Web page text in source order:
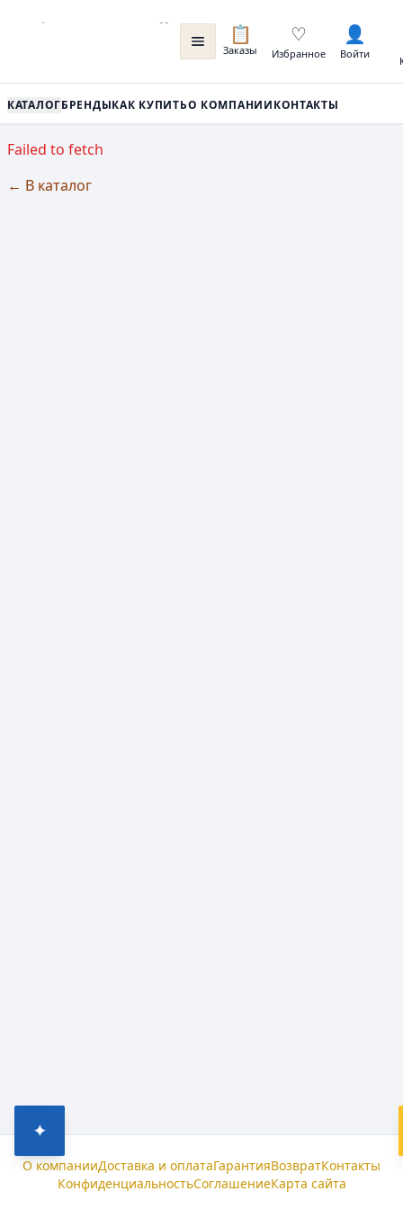
📋
Заказы
♡
Избранное
👤
Войти
КАТАЛОГБРЕНДЫКАК КУПИТЬО КОМПАНИИКОНТАКТЫ
Failed to fetch
← В каталог
✦
О компанииДоставка и оплатаГарантияВозвратКонтакты
КонфиденциальностьСоглашениеКарта сайта